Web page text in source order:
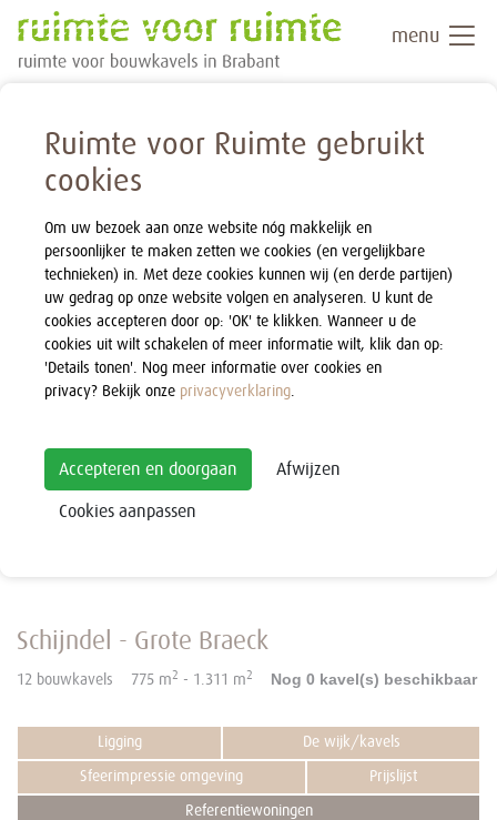
Ruimte voor Ruimte gebruikt
cookies
Om uw bezoek aan onze website nóg makkelijk en
persoonlijker te maken zetten we cookies (en vergelijkbare
technieken) in. Met deze cookies kunnen wij (en derde partijen)
uw gedrag op onze website volgen en analyseren. U kunt de
cookies accepteren door op: 'OK' te klikken. Wanneer u de
cookies uit wilt schakelen of meer informatie wilt, klik dan op:
'Details tonen'. Nog meer informatie over cookies en
privacy? Bekijk onze privacyverklaring.
Accepteren en doorgaan Afwijzen
Cookies aanpassen
menu
Schijndel - Grote Braeck
12 bouwkavels 775 m 2 - 1.311 m 2 Nog 0 kavel(s) beschikbaar
Ligging De wijk/kavels
Sfeerimpressie omgeving Prijslijst
Referentiewoningen